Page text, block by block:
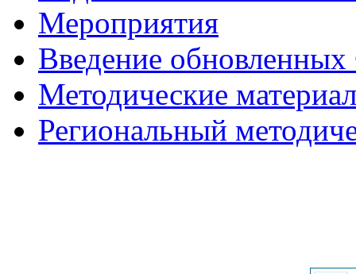
Мероприятия
Введение
Методические
Региональный